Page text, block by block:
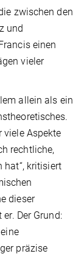
zwischen den
und
einen
vieler
allein als ein
viele Aspekte
rechtliche,
hat“, kritisiert
dieser
Der Grund:
präzise